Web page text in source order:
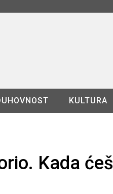
KULTURA
Kada